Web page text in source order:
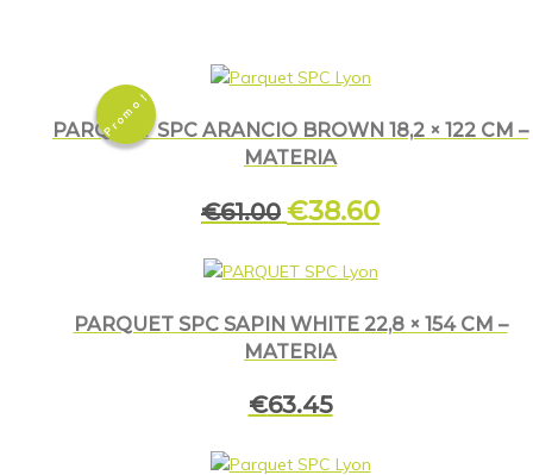
Promo !
PARQUET SPC ARANCIO BROWN 18,2 × 122 CM –
MATERIA
€61.00 Le
initial
€61.00.
€38.60Le
€38.60.
PARQUET SPC SAPIN WHITE 22,8 × 154 CM –
MATERIA
€63.45